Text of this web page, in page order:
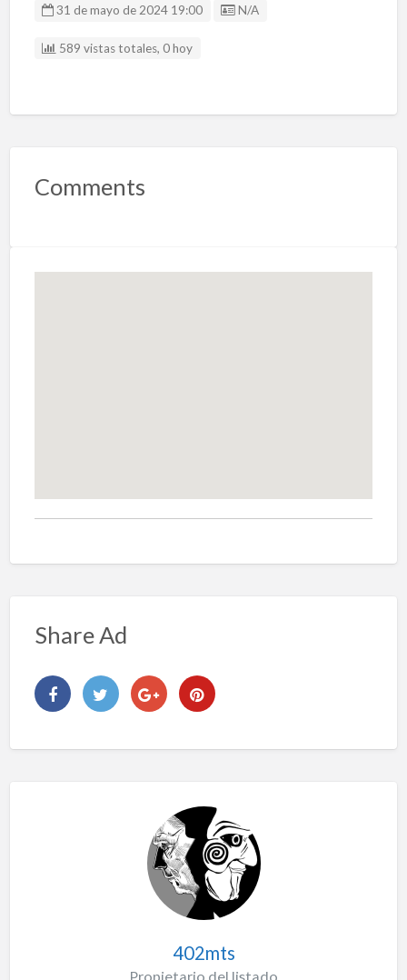
31 de mayo de 2024 19:00 Listing ID
N/A
589 vistas totales, 0 hoy
Comments
Share Ad
402mts
Propietario del listado